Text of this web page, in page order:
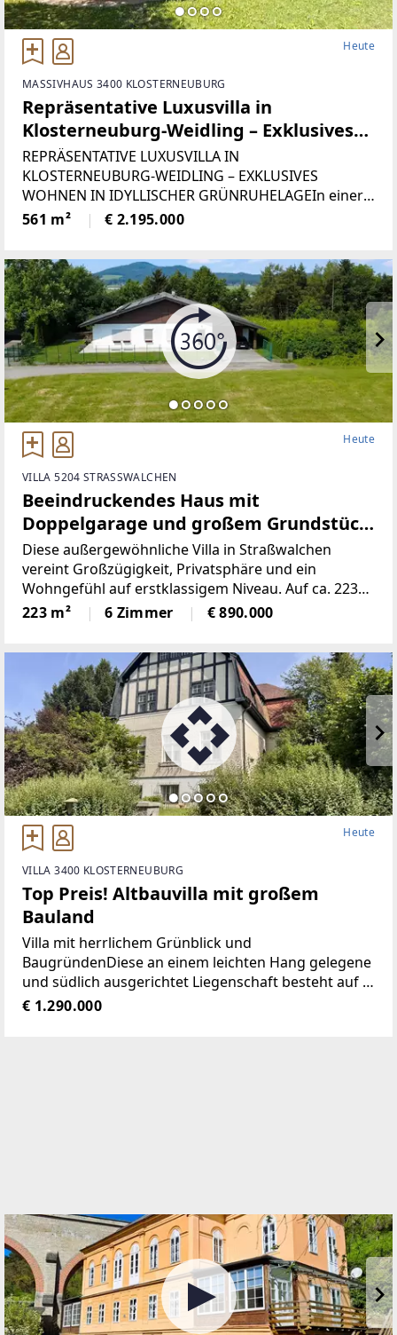
Heute
MASSIVHAUS 3400 KLOSTERNEUBURG
Repräsentative Luxusvilla in
Klosterneuburg-Weidling – Exklusives
Wohnen in idyllischer Grünruhelage
REPRÄSENTATIVE LUXUSVILLA IN
KLOSTERNEUBURG-WEIDLING – EXKLUSIVES
WOHNEN IN IDYLLISCHER GRÜNRUHELAGEIn einer
der begehrtesten Wohnlagen von Klosterneuburg-
Weidling gelangt diese außergewöhnliche Villa zum
561 m² € 2.195.000
Heute
VILLA 5204 STRASSWALCHEN
Beeindruckendes Haus mit
Doppelgarage und großem Grundstück
in Straßwalchen
Diese außergewöhnliche Villa in Straßwalchen
vereint Großzügigkeit, Privatsphäre und ein
Wohngefühl auf erstklassigem Niveau. Auf ca. 223
m² Wohnfläche eröffnet sich ein stilvolles Zuhause
mit sechs Zimmern, eingebettet in ein
223 m² 6 Zimmer € 890.000
Heute
VILLA 3400 KLOSTERNEUBURG
Top Preis! Altbauvilla mit großem
Bauland
Villa mit herrlichem Grünblick und
BaugründenDiese an einem leichten Hang gelegene
und südlich ausgerichtet Liegenschaft besteht auf 6
Grundstücken (6 Grundstücksnummern) mit einer
€ 1.290.000